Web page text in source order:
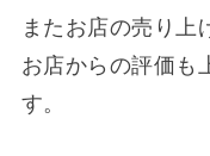
またお店の売り上
お店からの評価も
す。